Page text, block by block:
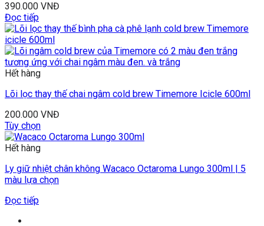
390.000 VNĐ
Đọc tiếp
Hết hàng
Lõi lọc thay thế chai ngâm cold brew Timemore Icicle 600ml
200.000 VNĐ
Tùy chọn
Hết hàng
Ly giữ nhiệt chân không Wacaco Octaroma Lungo 300ml | 5
màu lựa chọn
Đọc tiếp